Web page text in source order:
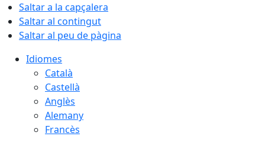
Saltar a la capçalera
Saltar al contingut
Saltar al peu de pàgina
Idiomes
Català
Castellà
Anglès
Alemany
Francès